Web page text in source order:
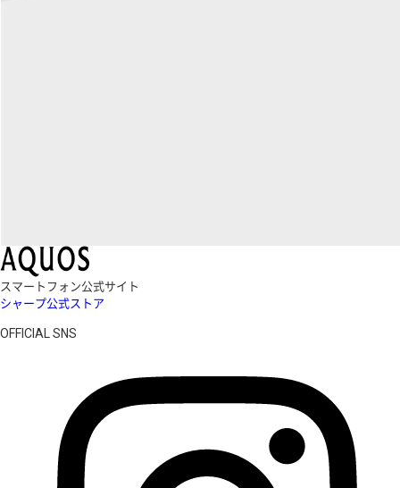
スマートフォン公式サイト
シャープ公式ストア
OFFICIAL SNS